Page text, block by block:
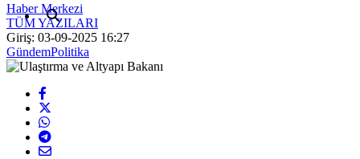
Haber Merkezi
TÜM YAZILARI
Giriş: 03-09-2025 16:27
GündemPolitika